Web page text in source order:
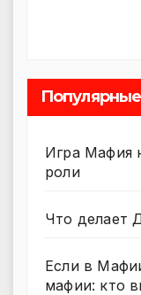
Игра Мафия
роли
Что делает
Если в
мафии: кто